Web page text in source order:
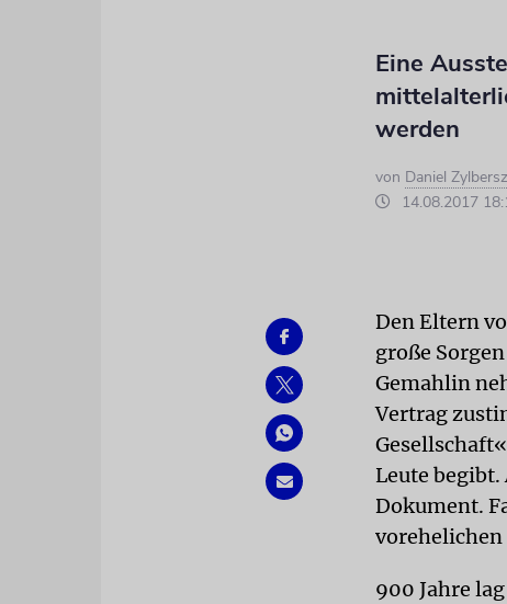
Eine
werden
von Daniel
14.08.2017
Den Eltern
große
Gemahlin
Vertrag
Leute begibt.
Dokument.
vorehelichen
900 Jahre